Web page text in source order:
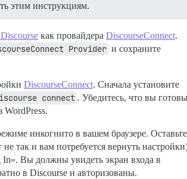
этим инструкциям.
как провайдера DiscourseConnect.
Provider и сохраните
DiscourseConnect. Сначала установите
connect . Убедитесь, что вы
WordPress.
инкогнито в вашем браузере. Оставьте
так и вам потребуется вернуть
Вы должны увидеть экран входа в
в Discourse и авторизованы.